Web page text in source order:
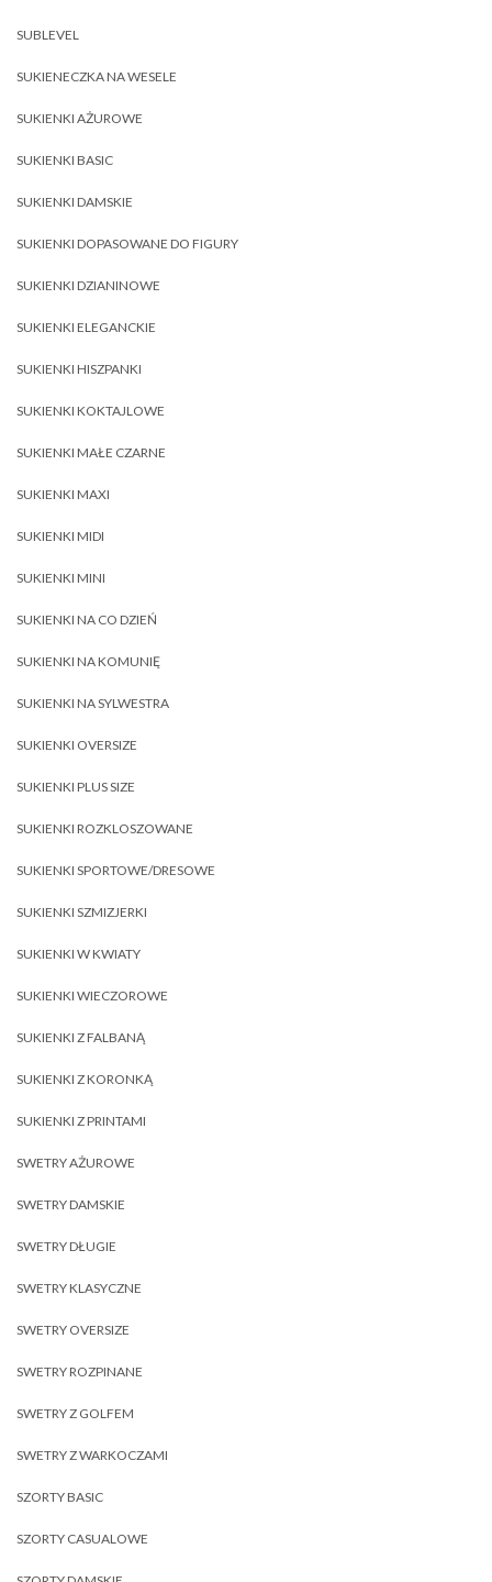
SUBLEVEL
SUKIENECZKA NA WESELE
SUKIENKI AŻUROWE
SUKIENKI BASIC
SUKIENKI DAMSKIE
SUKIENKI DOPASOWANE DO FIGURY
SUKIENKI DZIANINOWE
SUKIENKI ELEGANCKIE
SUKIENKI HISZPANKI
SUKIENKI KOKTAJLOWE
SUKIENKI MAŁE CZARNE
SUKIENKI MAXI
SUKIENKI MIDI
SUKIENKI MINI
SUKIENKI NA CO DZIEŃ
SUKIENKI NA KOMUNIĘ
SUKIENKI NA SYLWESTRA
SUKIENKI OVERSIZE
SUKIENKI PLUS SIZE
SUKIENKI ROZKLOSZOWANE
SUKIENKI SPORTOWE/DRESOWE
SUKIENKI SZMIZJERKI
SUKIENKI W KWIATY
SUKIENKI WIECZOROWE
SUKIENKI Z FALBANĄ
SUKIENKI Z KORONKĄ
SUKIENKI Z PRINTAMI
SWETRY AŻUROWE
SWETRY DAMSKIE
SWETRY DŁUGIE
SWETRY KLASYCZNE
SWETRY OVERSIZE
SWETRY ROZPINANE
SWETRY Z GOLFEM
SWETRY Z WARKOCZAMI
SZORTY BASIC
SZORTY CASUALOWE